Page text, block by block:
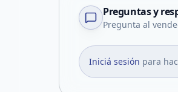
Preguntas y
Pregunta al
Iniciá sesión para